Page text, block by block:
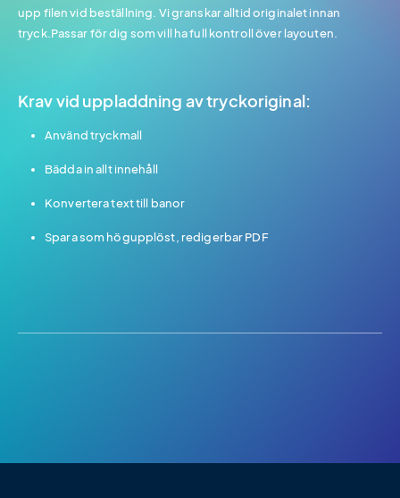
upp filen vid beställning. Vi granskar alltid originalet innan
tryck.Passar för dig som vill ha full kontroll över layouten.
Krav vid uppladdning av tryckoriginal:
Använd tryckmall
Bädda in allt innehåll
Konvertera text till banor
Spara som högupplöst, redigerbar PDF